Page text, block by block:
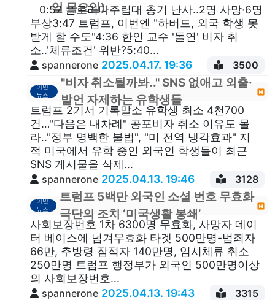
일 목요일)
0:57 플로리다주립대 총기 난사..2명 사망·6명
부상3:47 트럼프, 이번엔 "하버드, 외국 학생 못
받게 할 수도"4:36 한인 교수 '돌연' 비자 취
소..'체류조건' 위반?5:40...
spannerone 2025.04.17. 19:36 3500
이민
뉴스
"비자 취소될까봐.." SNS 없애고 외출·
발언 자제하는 유학생들
트럼프 2기서 기록말소 유학생 최소 4천700
건…"다음은 내차례" 공포비자 취소 이유도 몰
라.."정부 명백한 불법", "미 전역 냉각효과" 지
적 미국에서 유학 중인 외국인 학생들이 최근
SNS 게시물을 삭제...
spannerone 2025.04.13. 19:46 3128
이민
뉴스
트럼프 5백만 외국인 소셜 번호 무효화
극단의 조치 ‘미국생활 봉쇄’
사회보장번호 1차 6300명 무효화, 사망자 데이
터 베이스에 넘겨무효화 타겟 500만명-범죄자
66만, 추방령 잠적자 140만명, 임시체류 취소
250만명 트럼프 행정부가 외국인 500만명이상
의 사회보장번호...
spannerone 2025.04.13. 19:43 3315